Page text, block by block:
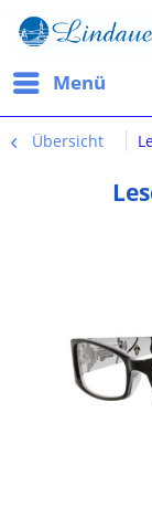
Menü
Übersicht